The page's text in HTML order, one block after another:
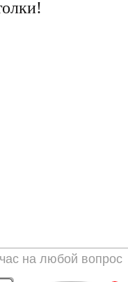
на любой вопрос